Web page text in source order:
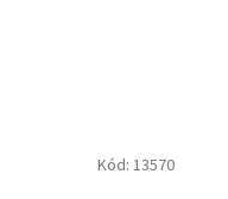
Kód: 13570